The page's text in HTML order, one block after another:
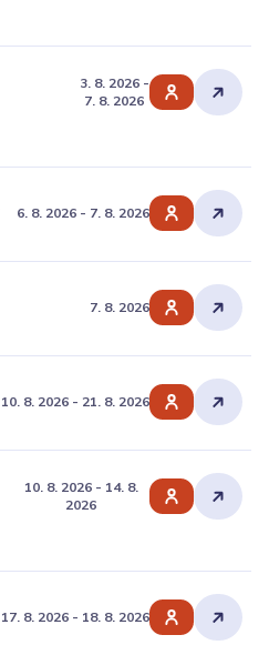
3. 8. 2026 -
7. 8. 2026
6. 8. 2026 - 7. 8. 2026
7. 8. 2026
10. 8. 2026 - 21. 8. 2026
10. 8. 2026 - 14. 8.
2026
17. 8. 2026 - 18. 8. 2026